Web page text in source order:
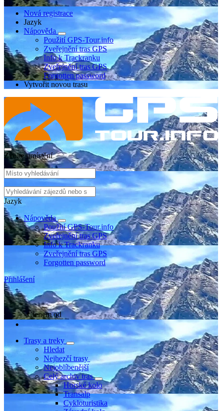
Nová registrace
Jazyk
Nápověda
Použití GPS-Tour.info
Zveřejnění tras GPS
Info k Trackranku
Zveřejnění tras GPS
Forgotten password
Vytvořit novou trasu
Zvolte umístění
Jazyk
Nápověda
Použití GPS-Tour.info
Zveřejnění tras GPS
Info k Trackranku
Zveřejnění tras GPS
Forgotten password
Přihlášení
Členem od
Trasy a treky
Hledat
Nejhezčí trasy
Nejoblíbenější
Celý archiv tras
Horské kolo
Transalp
Cykloturistika